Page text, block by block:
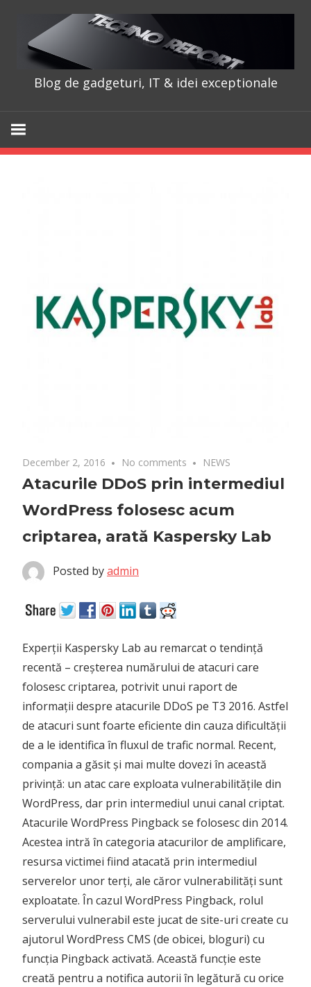
content
Blog de gadgeturi, IT & idei exceptionale
December 2, 2016 No comments NEWS
Atacurile DDoS prin intermediul
WordPress folosesc acum
criptarea, arată Kaspersky Lab
Posted byadmin
Experții Kaspersky Lab au remarcat o tendință
recentă – creșterea numărului de atacuri care
folosesc criptarea, potrivit unui raport de
informații despre atacurile DDoS pe T3 2016. Astfel
de atacuri sunt foarte eficiente din cauza dificultății
de a le identifica în fluxul de trafic normal. Recent,
compania a găsit și mai multe dovezi în această
privință: un atac care exploata vulnerabilitățile din
WordPress, dar prin intermediul unui canal criptat.
Atacurile WordPress Pingback se folosesc din 2014.
Acestea intră în categoria atacurilor de amplificare,
resursa victimei fiind atacată prin intermediul
serverelor unor terți, ale căror vulnerabilități sunt
exploatate. În cazul WordPress Pingback, rolul
serverului vulnerabil este jucat de site-uri create cu
ajutorul WordPress CMS (de obicei, bloguri) cu
funcția Pingback activată. Această funcție este
creată pentru a notifica autorii în legătură cu orice